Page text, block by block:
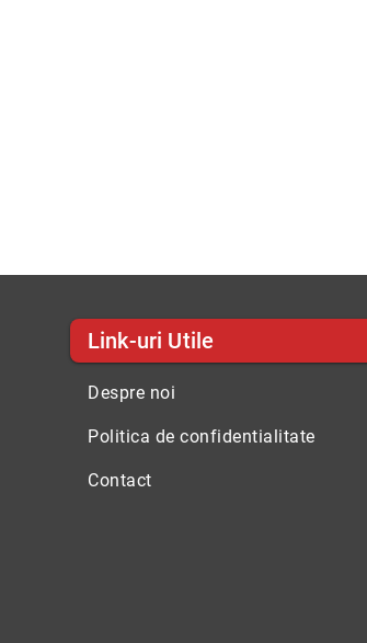
Link-uri Utile
Despre noi
Politica de confidentialitate
Contact